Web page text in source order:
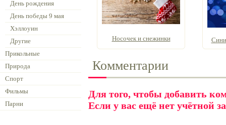
День рождения
День победы 9 мая
Хэллоуин
Другие
Прикольные
Природа
Спорт
Фильмы
Парни
Носочек и снежинки
Комментарии
Для того, чтобы добавить
Если у вас ещё нет учётной